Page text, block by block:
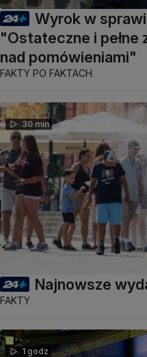
Wyrok w
"Ostateczne i
nad pomówieniami"
FAKTY PO FAKTACH
30 min
Najnowsze
FAKTY
1 godz